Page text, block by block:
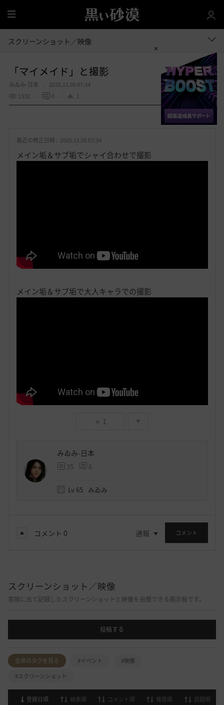
全
体
スクリーンショット／映像
「マイメイド」と撮影
みゐみ-日本
2025.11.05 07:34
1332
0 1
お 共有する
最近の修正日時 : 2025.11.05 07:34
メイン垢＆サブ垢でシャイ合わせで撮影
メイン垢＆サブ垢で大人キャラでの撮影
1
みゐみ-日本
35 6
Lv 65 みゐみ
コメント 0 通報 コメント
スクリーンショット／映像
冒険に出て記録したスクリーンショットと映像を自慢できる掲示板です。
投稿する
全体のタグを見る #イベント
#映像
#スクリーンショット
登録日順 検索順 コメント順 推奨順 話題順